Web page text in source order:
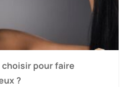
pour faire
?